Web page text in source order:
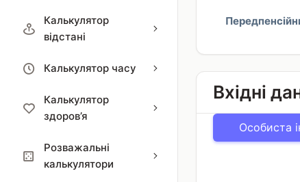
Калькулятор
відстані
Калькулятор часу
Калькулятор
здоров’я
Розважальні
калькулятори
Вхідні
Особиста